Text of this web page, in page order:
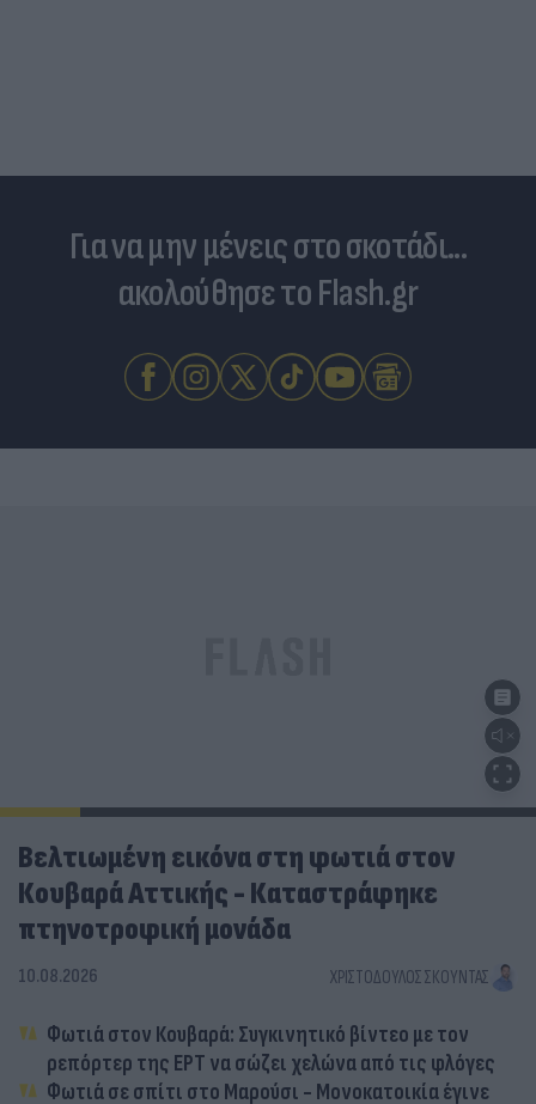
Για να μην μένεις στο σκοτάδι...
ακολούθησε το Flash.gr
Βελτιωμένη εικόνα στη φωτιά στον
Κουβαρά Αττικής - Καταστράφηκε
πτηνοτροφική μονάδα
10.08.2026 ΧΡΙΣΤΌΔΟΥΛΟΣ ΣΚΟΎΝΤΑΣ
Φωτιά στον Κουβαρά: Συγκινητικό βίντεο με τον
ρεπόρτερ της ΕΡΤ να σώζει χελώνα από τις φλόγες
Φωτιά σε σπίτι στο Μαρούσι - Μονοκατοικία έγινε